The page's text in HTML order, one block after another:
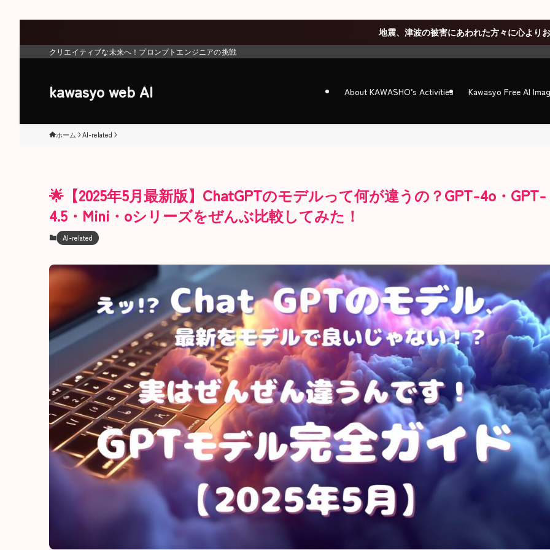
地震、津波の被害にあわれた方々に心よりお見舞い申し上げ
クリエイティブな未来へ！プロンプトエンジニアの挑戦
kawasyo web AI About KAWASHO’s Activities Kawasyo Free AI
ホーム AI-related
🌟【2025年5月最新版】ChatGPTのモデルって何が違うの？GPT-4o・GPT-
4.5・Mini・oシリーズをぜんぶ比較してみた！
AI-related